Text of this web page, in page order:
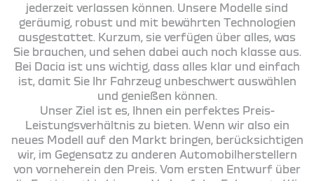
jederzeit verlassen können. Unsere Modelle sind
geräumig, robust und mit bewährten Technologien
ausgestattet. Kurzum, sie verfügen über alles, was
Sie brauchen, und sehen dabei auch noch klasse aus.
Bei Dacia ist uns wichtig, dass alles klar und einfach
ist, damit Sie Ihr Fahrzeug unbeschwert auswählen
und genießen können.
Unser Ziel ist es, Ihnen ein perfektes Preis-
Leistungsverhältnis zu bieten. Wenn wir also ein
neues Modell auf den Markt bringen, berücksichtigen
wir, im Gegensatz zu anderen Automobilherstellern
von vorneherein den Preis. Vom ersten Entwurf über